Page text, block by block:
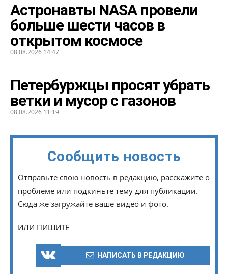
Астронавты NASA провели
больше шести часов в
открытом космосе
08.08.2026 14:47
Петербуржцы просят убрать
ветки и мусор с газонов
08.08.2026 11:19
Сообщить новость
Отправьте свою новость в редакцию, расскажите о
проблеме или подкиньте тему для публикации.
Сюда же загружайте ваше видео и фото.
ИЛИ ПИШИТЕ
НАПИСАТЬ В РЕДАКЦИЮ